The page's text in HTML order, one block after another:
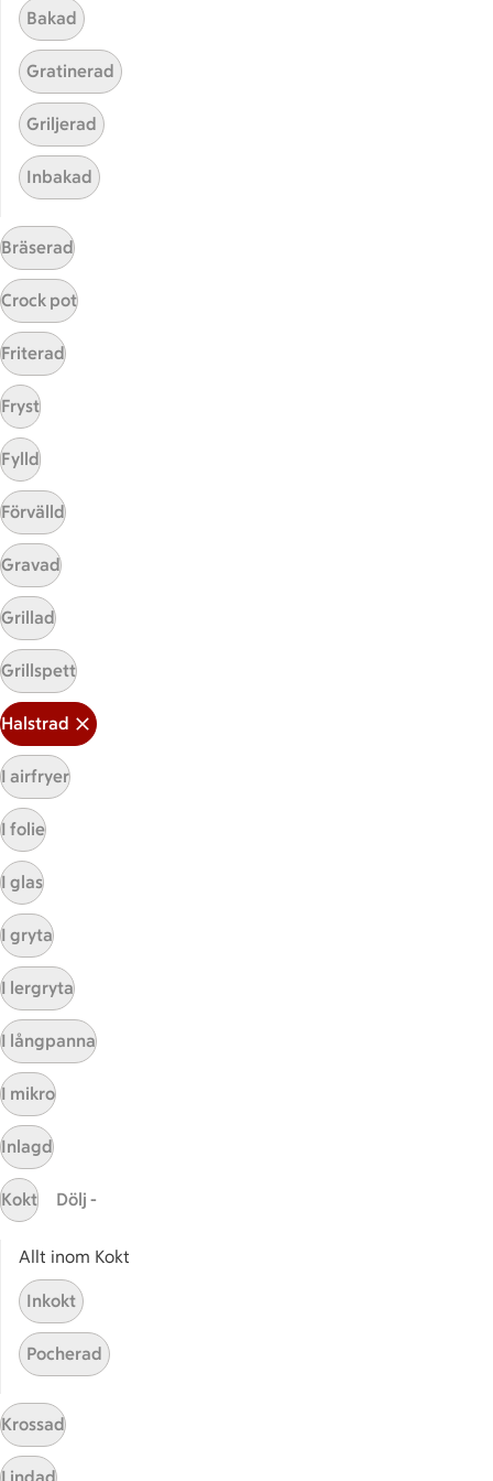
Hittade inget recept
Testa att söka på något nytt, eller ta bort något av
Här hittar du alla goda recept du har sparat och
Sidfot
Kundservice
Kontakta oss
Prenumerera
Handla online
ICAs matkasse
Catering
Apotek Hjärtat
Handla som företag
Gaston
Bakad
Gratinerad
Griljerad
Inbakad
Bräserad
Crock pot
Friterad
Fryst
Fylld
Förvälld
Gravad
Grillad
Grillspett
Halstrad
I airfryer
I folie
I glas
I gryta
I lergryta
I långpanna
I mikro
Inlagd
Kokt Dölj -
Allt inom Kokt
Inkokt
Pocherad
Krossad